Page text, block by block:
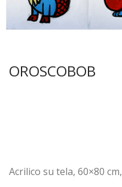
OROSCOBOB
Acrilico su tela, 60×80 cm,